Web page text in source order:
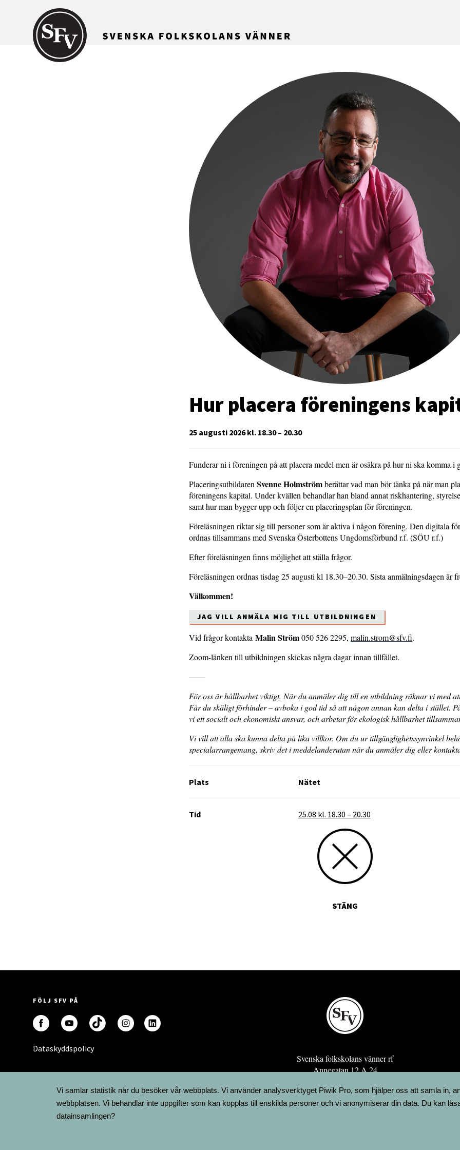
Gå till innehållet
Hur placera föreningens
25 augusti 2026 kl. 18.30 – 20.30
Funderar ni i föreningen på att placera medel men är osäkra på hur ni ska komma i
Placeringsutbildaren Svenne Holmströmberättar vad man bör tänka på när man
föreningens kapital. Under kvällen behandlar han bland annat riskhantering,
samt hur man bygger upp och följer en placeringsplan för föreningen.
Föreläsningen riktar sig till personer som är aktiva i någon förening. Den digitala
ordnas tillsammans med Svenska Österbottens Ungdomsförbund r.f. (SÖU r.f.)
Efter föreläsningen finns möjlighet att ställa frågor.
Föreläsningen ordnas tisdag 25 augusti kl 18.30–20.30. Sista anmälningsdagen är
Välkommen!
JAG VILL ANMÄLA MIG TILL UTBILDNINGEN
Vid frågor kontakta Malin Ström050 526 2295, malin.strom@sfv.fi.
Zoom-länken till utbildningen skickas några dagar innan tillfället.
––––
För oss är hållbarhet viktigt. När du anmäler dig till en utbildning räknar vi med
Får du skäligt förhinder – avboka i god tid så att någon annan kan delta i stället.
vi ett socialt och ekonomiskt ansvar, och arbetar för ekologisk hållbarhet
Vi vill att alla ska kunna delta på lika villkor. Om du ur tillgänglighetssynvinkel
specialarrangemang, skriv det i meddelanderutan när du anmäler dig eller
Plats Nätet
Tid 25.08 kl. 18.30 – 20.30
STÄNG
FÖLJ SFV PÅ
Dataskyddspolicy
Svenska folkskolans vänner rf
Annegatan 12 A 24
sfv@sfv.fi
Vi samlar statistik när du besöker vår webbplats. Vi använder analysverktyget Piwik Pro, som hjälper oss att samla in,
webbplatsen. Vi behandlar inte uppgifter som kan kopplas till enskilda personer och vi anonymiserar din data. Du kan
datainsamlingen?